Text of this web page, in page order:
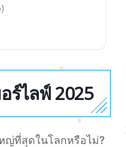
ร์ไลฟ์ 2025
ญ่ที่สุดในโลกหรือไม่?